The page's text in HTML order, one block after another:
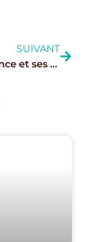
SUIVANT
L’alternance et ses aides en baisse : Pari sur l’avenir ou fausse bonne idée ?